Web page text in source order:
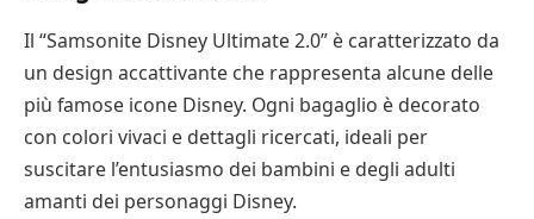
Il “Samsonite Disney Ultimate 2.0” è caratterizzato da
un design accattivante che rappresenta alcune delle
più famose icone Disney. Ogni bagaglio è decorato
con colori vivaci e dettagli ricercati, ideali per
suscitare l’entusiasmo dei bambini e degli adulti
amanti dei personaggi Disney.